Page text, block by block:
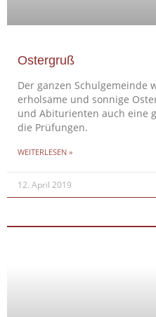
Ostergruß
Der ganzen Schulgemeinde
erholsame und sonnige
und Abiturienten auch eine
die Prüfungen.
WEITERLESEN »
12. April 2019